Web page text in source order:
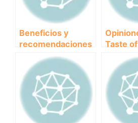
Beneficios y
recomendaciones
del pienso de
salmón para la
salud de tu perro
Taste
Salvaje